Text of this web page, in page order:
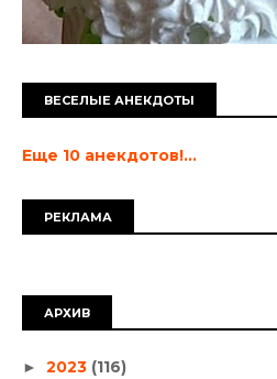
ВЕСЕЛЫЕ АНЕКДОТЫ
Еще 10 анекдотов!...
РЕКЛАМА
АРХИВ
► 2023 (116)